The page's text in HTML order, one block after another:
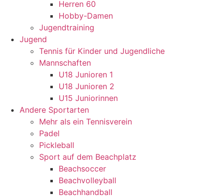
Herren 60
Hobby-Damen
Jugendtraining
Jugend
Tennis für Kinder und Jugendliche
Mannschaften
U18 Junioren 1
U18 Junioren 2
U15 Juniorinnen
Andere Sportarten
Mehr als ein Tennisverein
Padel
Pickleball
Sport auf dem Beachplatz
Beachsoccer
Beachvolleyball
Beachhandball